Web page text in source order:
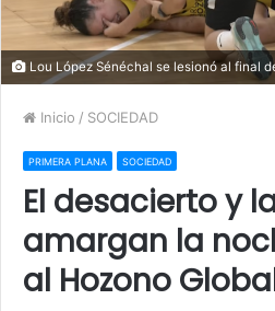
Lou López Sénéchal se lesionó al final
Inicio / SOCIEDAD
PRIMERA PLANA SOCIEDAD
El desacierto y
amargan la
al Hozono